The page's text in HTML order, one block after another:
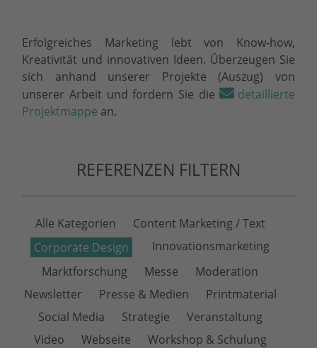
Erfolgreiches Marketing lebt von Know-how,
Kreativität und innovativen Ideen. Überzeugen Sie
sich anhand unserer Projekte (Auszug) von
unserer Arbeit und fordern Sie die
detaillierte
Projektmappe an.
REFERENZEN FILTERN
Alle Kategorien
Content Marketing / Text
Corporate Design
Innovations­marketing
Markt­forschung
Messe
Moderation
Newsletter
Presse & Medien
Printmaterial
Social Media
Strategie
Veranstaltung
Video
Webseite Workshop & Schulung